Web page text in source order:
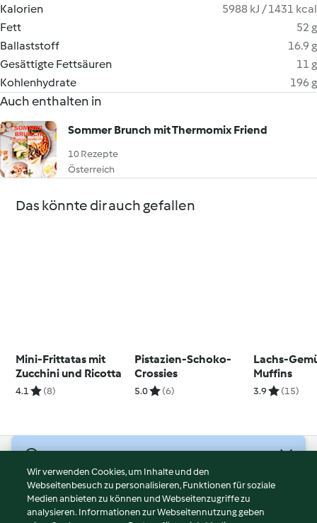
Kalorien
5988 kJ / 1431 kcal
Fett
52 g
Ballaststoff
16.9 g
Gesättigte Fettsäuren
11 g
Kohlenhydrate
196 g
Auch enthalten in
Sommer Brunch mit Thermomix Friend
10 Rezepte
Österreich
Das könnte dir auch gefallen
Mini-Frittatas mit
Zucchini und Ricotta
4.1 (8)
Pistazien-Schoko-
Crossies
5.0 (6)
Lachs-
Muffins
3.9 (15)
Nutzungsbedingungen
Datenschutzrichtlinien
Wir verwenden Cookies, um Inhalte und den
Webseitenbesuch zu personalisieren, Funktionen für soziale
Medien anbieten zu können und Webseitenzugriffe zu
analysieren. Informationen zur Webseitennutzung geben